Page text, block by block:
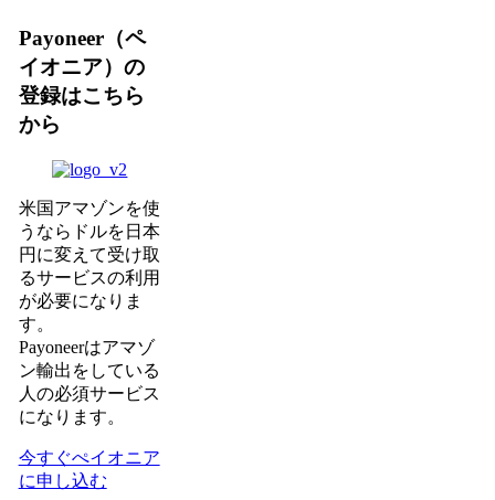
Payoneer（ペ
イオニア）の
登録はこちら
から
米国アマゾンを使
うならドルを日本
円に変えて受け取
るサービスの利用
が必要になりま
す。
Payoneerはアマゾ
ン輸出をしている
人の必須サービス
になります。
今すぐぺイオニア
に申し込む